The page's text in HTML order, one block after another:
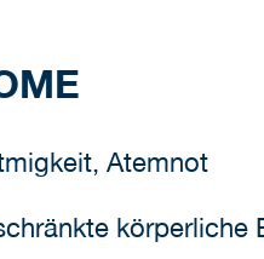
Atemnot
körperliche